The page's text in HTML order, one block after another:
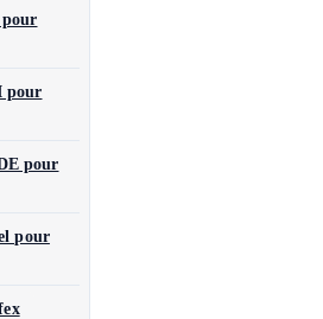
pour
pour
pour
pour